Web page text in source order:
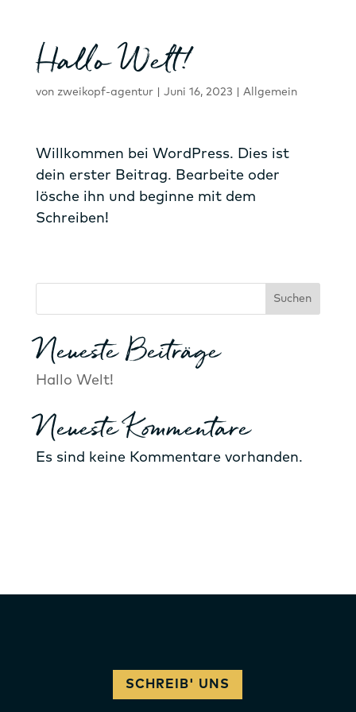
Hallo Welt!
von zweikopf-agentur| Juni 16, 2023 Allgemein
Willkommen bei WordPress. Dies ist
dein erster Beitrag. Bearbeite oder
lösche ihn und beginne mit dem
Schreiben!
Suchen
Neueste Beiträge
Hallo Welt!
Neueste Kommentare
Es sind keine Kommentare vorhanden.
SCHREIB' UNS